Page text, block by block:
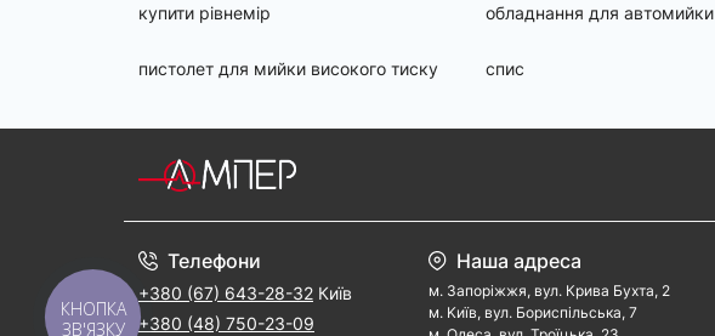
купити рівнемір
обладнання для автомийки
пистолет для мийки високого тиску спис
Телефони
+380 (67) 643-28-32 Київ
+380 (48) 750-23-09
Наша адреса
м. Запорiжжя, вул. Крива Бухта, 2
м. Kиїв, вул. Бориспільська, 7
КНОПКА
ЗВ'ЯЗКУ